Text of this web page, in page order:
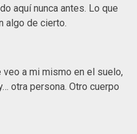
aquí nunca antes. Lo que
algo de cierto.
a mi mismo en el suelo,
otra persona. Otro cuerpo